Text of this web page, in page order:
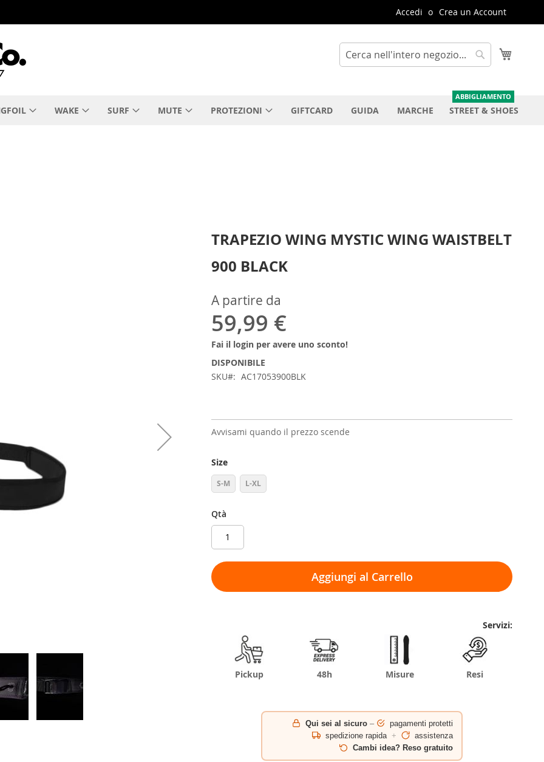
Accedi Crea un Account
Cerca
WAKE SURF MUTE PROTEZIONI GIFTCARD GUIDA MARCHE STREET & SHOES
TRAPEZIO WING MYSTIC WING WAISTBELT
900 BLACK
A partire da
59,99 €
Fai il login per avere uno sconto!
DISPONIBILE
SKU
AC17053900BLK
Avvisami quando il prezzo scende
Size
S-M L-XL
Qtà
Aggiungi al Carrello
Servizi:
Pickup 48h Misure Resi
Qui sei al sicuro –
pagamenti protetti
spedizione rapida +
assistenza
Cambi idea? Reso gratuito